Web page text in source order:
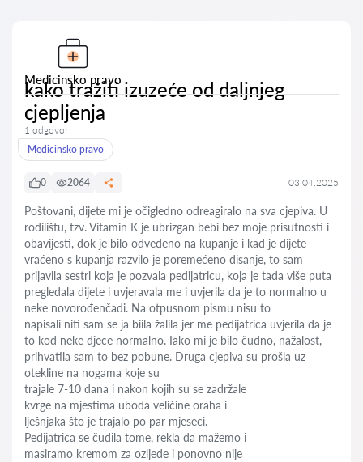
Medicinsko pravo
kako tražiti izuzeće od daljnjeg
cjepljenja
1 odgovor
Medicinsko pravo
0 2064 03.04.2025
Poštovani, dijete mi je očigledno odreagiralo na sva cjepiva. U
rodilištu, tzv. Vitamin K je ubrizgan bebi bez moje prisutnosti i
obavijesti, dok je bilo odvedeno na kupanje i kad je dijete
vraćeno s kupanja razvilo je poremećeno disanje, to sam
prijavila sestri koja je pozvala pedijatricu, koja je tada više puta
pregledala dijete i uvjeravala me i uvjerila da je to normalno u
neke novorođenčadi. Na otpusnom pismu nisu to
napisali niti sam se ja biila žalila jer me pedijatrica uvjerila da je
to kod neke djece normalno. Iako mi je bilo čudno, nažalost,
prihvatila sam to bez pobune. Druga cjepiva su prošla uz
otekline na nogama koje su
trajale 7-10 dana i nakon kojih su se zadržale
kvrge na mjestima uboda veličine oraha i
lješnjaka što je trajalo po par mjeseci.
Pedijatrica se čudila tome, rekla da mažemo i
masiramo kremom za ozljede i ponovno nije